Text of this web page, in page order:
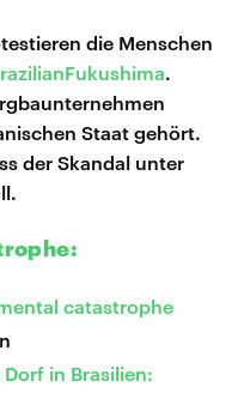
die Menschen
.
Staat gehört.
der Skandal unter
catastrophe
in Brasilien: